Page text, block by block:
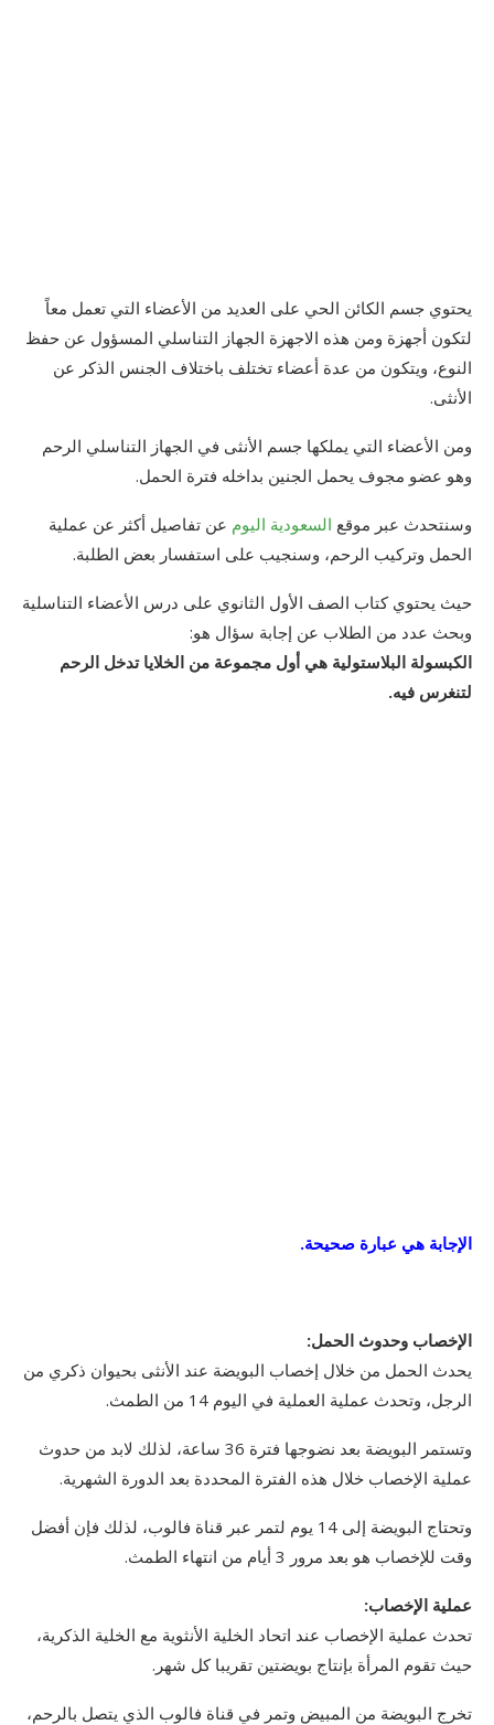
يحتوي جسم الكائن الحي على العديد من الأعضاء التي تعمل معاً
لتكون أجهزة ومن هذه الاجهزة الجهاز التناسلي المسؤول عن حفظ
النوع، ويتكون من عدة أعضاء تختلف باختلاف الجنس الذكر عن
الأنثى.
ومن الأعضاء التي يملكها جسم الأنثى في الجهاز التناسلي الرحم
وهو عضو مجوف يحمل الجنين بداخله فترة الحمل.
وسنتحدث عبر موقع السعودية اليوم عن تفاصيل أكثر عن عملية
الحمل وتركيب الرحم، وسنجيب على استفسار بعض الطلبة.
حيث يحتوي كتاب الصف الأول الثانوي على درس الأعضاء التناسلية
وبحث عدد من الطلاب عن إجابة سؤال هو:
الكبسولة البلاستولية هي أول مجموعة من الخلايا تدخل الرحم
لتنغرس فيه.
الإجابة هي عبارة صحيحة.
الإخصاب وحدوث الحمل:
يحدث الحمل من خلال إخصاب البويضة عند الأنثى بحيوان ذكري من
الرجل، وتحدث عملية العملية في اليوم 14 من الطمث.
وتستمر البويضة بعد نضوجها فترة 36 ساعة، لذلك لابد من حدوث
عملية الإخصاب خلال هذه الفترة المحددة بعد الدورة الشهرية.
وتحتاج البويضة إلى 14 يوم لتمر عبر قناة فالوب، لذلك فإن أفضل
وقت للإخصاب هو بعد مرور 3 أيام من انتهاء الطمث.
عملية الإخصاب:
تحدث عملية الإخصاب عند اتحاد الخلية الأنثوية مع الخلية الذكرية،
حيث تقوم المرأة بإنتاج بويضتين تقريبا كل شهر.
تخرج البويضة من المبيض وتمر في قناة فالوب الذي يتصل بالرحم،